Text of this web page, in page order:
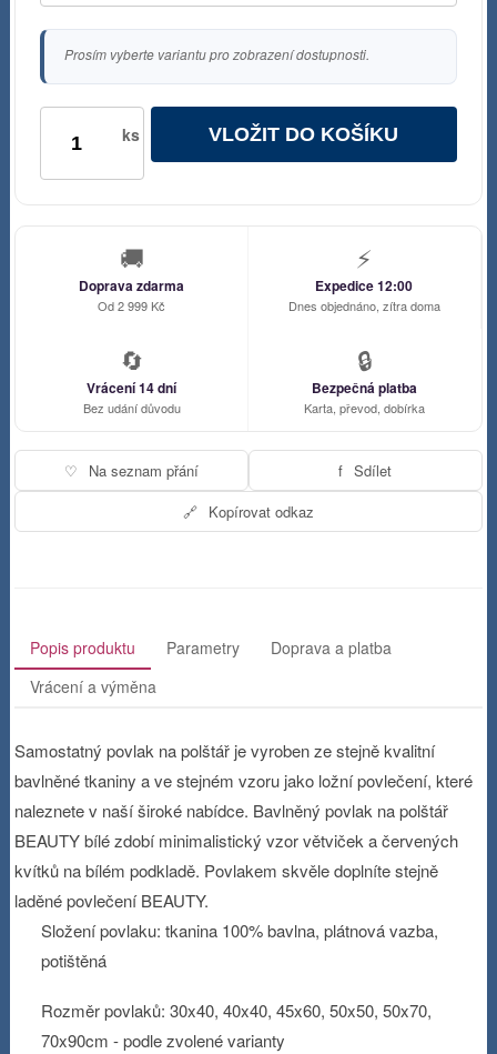
Prosím vyberte variantu pro zobrazení dostupnosti.
ks VLOŽIT DO KOŠÍKU
🚚
Doprava zdarma
Od 2 999 Kč
⚡
Expedice 12:00
Dnes objednáno, zítra doma
🔄
Vrácení 14 dní
Bez udání důvodu
🔒
Bezpečná platba
Karta, převod, dobírka
♡ Na seznam přání f Sdílet
🔗 Kopírovat odkaz
Popis produktu Parametry
Doprava a platba
Vrácení a výměna
Samostatný povlak na polštář je vyroben ze stejně kvalitní
bavlněné tkaniny a ve stejném vzoru jako ložní povlečení, které
naleznete v naší široké nabídce. Bavlněný povlak na polštář
BEAUTY bílé zdobí minimalistický vzor větviček a červených
kvítků na bílém podkladě. Povlakem skvěle doplníte stejně
laděné povlečení BEAUTY.
Složení povlaku: tkanina 100% bavlna, plátnová vazba,
potištěná
Rozměr povlaků: 30x40, 40x40, 45x60, 50x50, 50x70,
70x90cm - podle zvolené varianty